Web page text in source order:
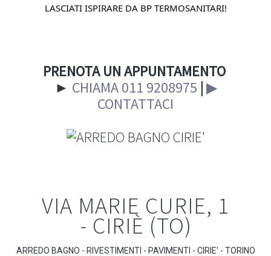
LASCIATI ISPIRARE DA BP TERMOSANITARI!
PRENOTA UN APPUNTAMENTO
► CHIAMA 011 9208975 |▶
CONTATTACI
VIA MARIE CURIE, 1
- CIRIÈ (TO)
ARREDO BAGNO - RIVESTIMENTI - PAVIMENTI - CIRIE' - TORINO